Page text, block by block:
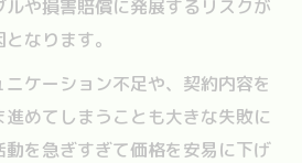
や損害賠償に発展するリスクが
なります。
ケーション不足や、契約内容を
めてしまうことも大きな失敗に
を急ぎすぎて価格を安易に下げ